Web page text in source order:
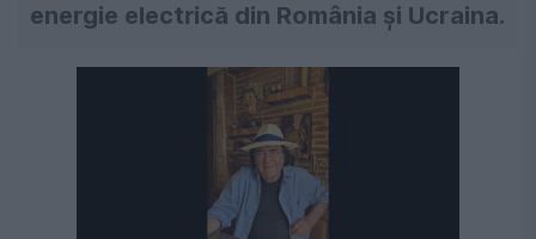
energie electrică din România și Ucraina.